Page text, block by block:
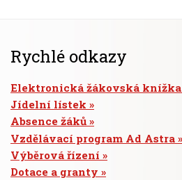
Rychlé odkazy
Elektronická žákovská knížka
Jídelní lístek
Absence žáků
Vzdělávací program Ad Astra
Výběrová řízení
Dotace a granty